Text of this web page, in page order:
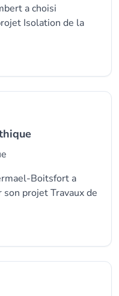
a choisi
Isolation de la
Boitsfort a
son projet Travaux de